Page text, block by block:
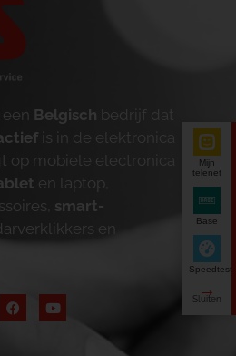
Belgisch bedrijf dat
is in de elektronica
op mobiele electronica
en laptop,
smart-
en
Mijn
telenet
Base
Speedtest